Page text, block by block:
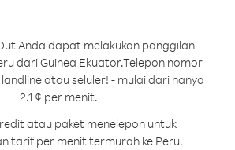
Anda dapat melakukan panggilan
dari Guinea Ekuator.Telepon nomor
atau seluler! - mulai dari hanya
2.1 ¢ per menit.
atau paket menelepon untuk
tarif per menit termurah ke Peru.